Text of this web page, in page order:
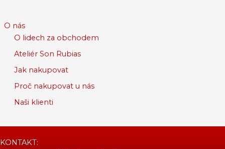
O nás
O lidech za obchodem
Ateliér Son Rubias
Jak nakupovat
Proč nakupovat u nás
Naši klienti
KONTAKT: